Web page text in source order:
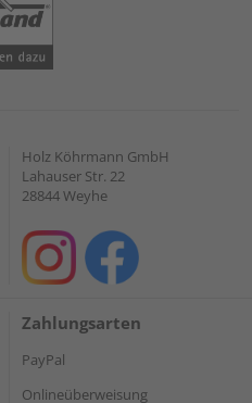
Holz Köhrmann GmbH
Lahauser Str. 22
28844 Weyhe
Zahlungsarten
PayPal
Onlineüberweisung